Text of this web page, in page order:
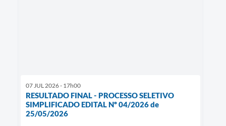
07 JUL 2026 - 17h00
RESULTADO FINAL - PROCESSO SELETIVO
SIMPLIFICADO EDITAL Nº 04/2026 de
25/05/2026